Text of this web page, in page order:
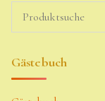
Gästebuch